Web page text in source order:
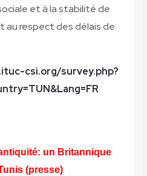
et à la stabilité de
au respect des délais de
csi.org/survey.php?
un Britannique
(presse)